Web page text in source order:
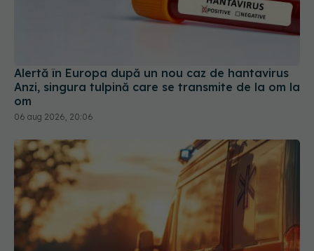
Alertă în Europa după un nou caz de hantavirus
06 aug 2026, 20:06